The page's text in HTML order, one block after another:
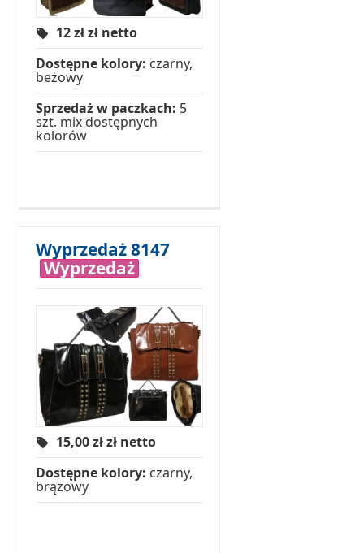
12 złzł netto
Dostępne kolory: czarny,
beżowy
Sprzedaż w paczkach: 5
szt. mix dostępnych
kolorów
Wyprzedaż 8147
Wyprzedaż
15,00 złzł netto
Dostępne kolory: czarny,
brązowy